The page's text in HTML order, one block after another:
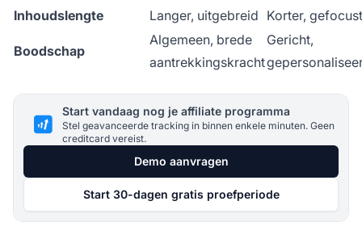
Inhoudslengte
Langer, uitgebreid Korter, gefocust
Boodschap
Algemeen, brede
aantrekkingskracht
Gericht,
Start vandaag nog je affiliate programma
Stel geavanceerde tracking in binnen enkele minuten. Geen
creditcard vereist.
Demo aanvragen
Start 30-dagen gratis proefperiode